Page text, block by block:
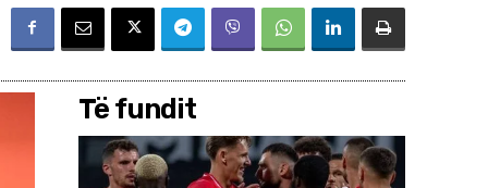
Të fundit